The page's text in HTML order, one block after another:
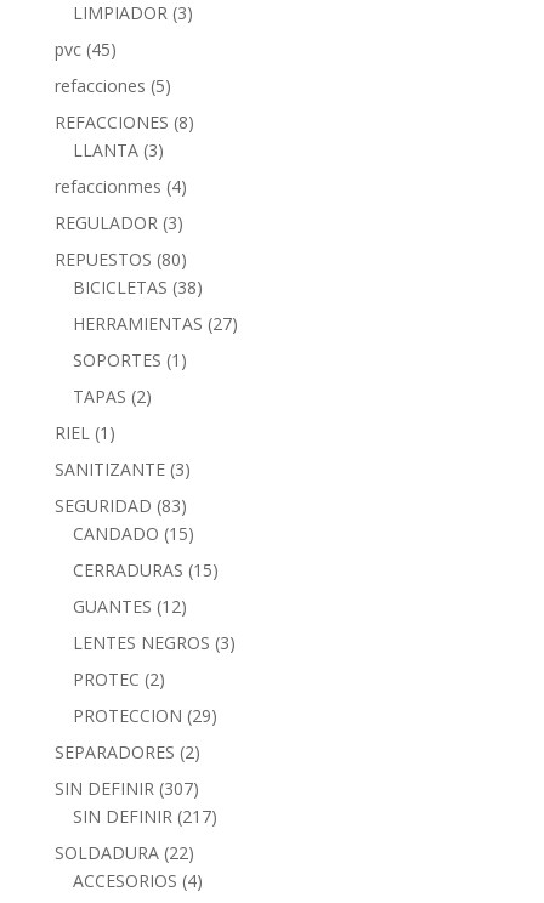
LIMPIADOR (3)
pvc (45)
refacciones (5)
REFACCIONES (8)
LLANTA (3)
refaccionmes (4)
REGULADOR (3)
REPUESTOS (80)
BICICLETAS (38)
HERRAMIENTAS (27)
SOPORTES (1)
TAPAS (2)
RIEL (1)
SANITIZANTE (3)
SEGURIDAD (83)
CANDADO (15)
CERRADURAS (15)
GUANTES (12)
LENTES NEGROS (3)
PROTEC (2)
PROTECCION (29)
SEPARADORES (2)
SIN DEFINIR (307)
SIN DEFINIR (217)
SOLDADURA (22)
ACCESORIOS (4)